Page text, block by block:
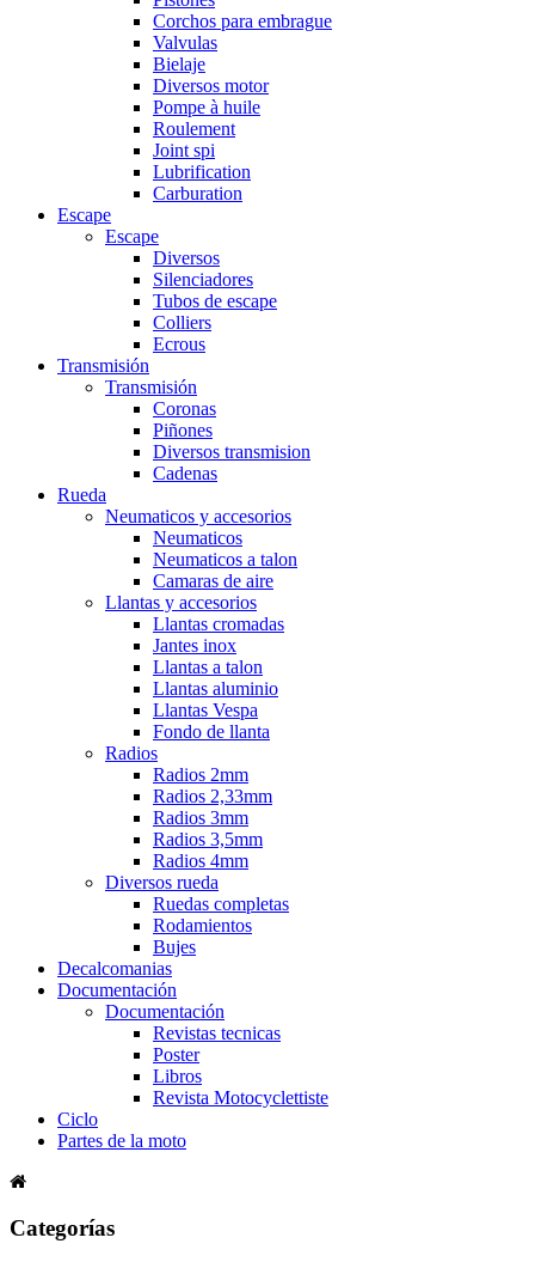
Corchos para embrague
Valvulas
Bielaje
Diversos motor
Pompe à huile
Roulement
Joint spi
Lubrification
Carburation
Escape
Escape
Diversos
Silenciadores
Tubos de escape
Colliers
Ecrous
Transmisión
Transmisión
Coronas
Piñones
Diversos transmision
Cadenas
Rueda
Neumaticos y accesorios
Neumaticos
Neumaticos a talon
Camaras de aire
Llantas y accesorios
Llantas cromadas
Jantes inox
Llantas a talon
Llantas aluminio
Llantas Vespa
Fondo de llanta
Radios
Radios 2mm
Radios 2,33mm
Radios 3mm
Radios 3,5mm
Radios 4mm
Diversos rueda
Ruedas completas
Rodamientos
Bujes
Decalcomanias
Documentación
Documentación
Revistas tecnicas
Poster
Libros
Revista Motocyclettiste
Ciclo
Partes de la moto
Categorías